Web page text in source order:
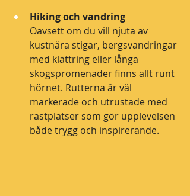
Hiking och vandring
Oavsett om du vill njuta av
kustnära stigar, bergsvandringar
med klättring eller långa
skogspromenader finns allt runt
hörnet. Rutterna är väl
markerade och utrustade med
rastplatser som gör upplevelsen
både trygg och inspirerande.